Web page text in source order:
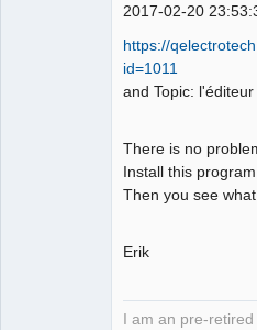
2017-02-20
https://
id=1011
and Topic:
There is no
Install this program
Then you see
Erik
I am an pre-